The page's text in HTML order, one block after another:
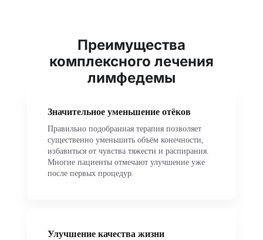
Преимущества
комплексного лечения
лимфедемы
Значительное уменьшение отёков
Правильно подобранная терапия позволяет
существенно уменьшить объём конечности,
избавиться от чувства тяжести и распирания.
Многие пациенты отмечают улучшение уже
после первых процедур.
Улучшение качества жизни